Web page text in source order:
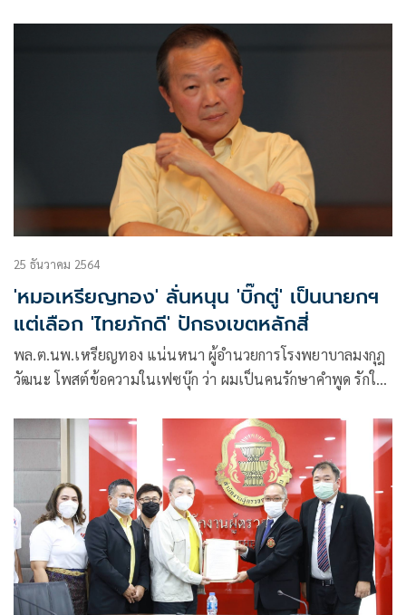
ร่วมของขบวนการอริราชศัตรู
25 ธันวาคม 2564
'หมอเหรียญทอง' ลั่นหนุน 'บิ๊กตู่' เป็นนายกฯ
แต่เลือก 'ไทยภักดี' ปักธงเขตหลักสี่
พล.ต.นพ.เหรียญทอง แน่นหนา ผู้อำนวยการโรงพยาบาลมงกุฎ
วัฒนะ โพสต์ข้อความในเฟซบุ๊ก ว่า ผมเป็นคนรักษาคำพูด รักใคร
นายกรัฐมนตรีเสมอ